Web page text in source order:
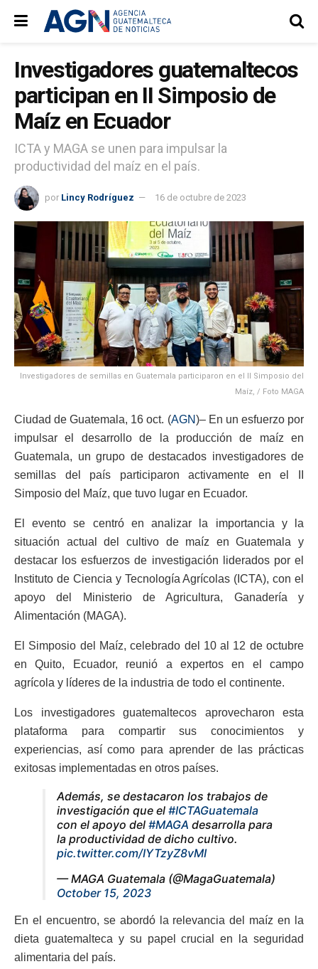
Investigadores guatemaltecos
participan en II Simposio de
Maíz en Ecuador
ICTA y MAGA se unen para impulsar la
productividad del maíz en el país.
por Lincy Rodríguez 16 de octubre de 2023
Investigadores de semillas en Guatemala participaron en el II Simposio del
Maíz, / Foto MAGA
Ciudad de Guatemala, 16 oct. (AGN)– En un esfuerzo por
impulsar el desarrollo de la producción de maíz en
Guatemala, un grupo de destacados investigadores de
semillas del país participaron activamente en el II
Simposio del Maíz, que tuvo lugar en Ecuador.
El evento se centró en analizar la importancia y la
situación actual del cultivo de maíz en Guatemala y
destacar los esfuerzos de investigación liderados por el
Instituto de Ciencia y Tecnología Agrícolas (ICTA), con el
apoyo del Ministerio de Agricultura, Ganadería y
Alimentación (MAGA).
El Simposio del Maíz, celebrado del 10 al 12 de octubre
en Quito, Ecuador, reunió a expertos en el campo
agrícola y líderes de la industria de todo el continente.
Los investigadores guatemaltecos aprovecharon esta
plataforma para compartir sus conocimientos y
experiencias, así como para aprender de las prácticas
exitosas implementadas en otros países.
Además, se destacaron los trabajos de
investigación que el #ICTAGuatemala
con el apoyo del #MAGA desarrolla para
la productividad de dicho cultivo.
pic.twitter.com/IYTzyZ8vMI
— MAGA Guatemala (@MagaGuatemala)
October 15, 2023
En el encuentro, se abordó la relevancia del maíz en la
dieta guatemalteca y su papel crucial en la seguridad
alimentaria del país.